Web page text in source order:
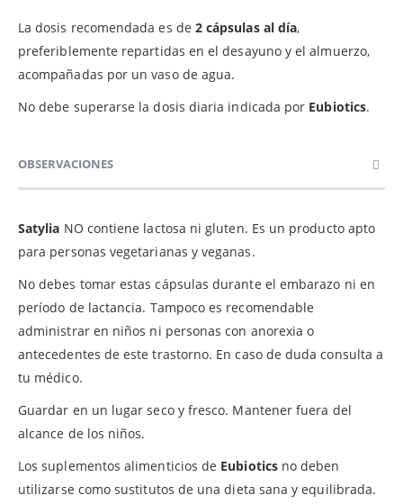
La dosis recomendada es de 2 cápsulas al día,
preferiblemente repartidas en el desayuno y el almuerzo,
acompañadas por un vaso de agua.
No debe superarse la dosis diaria indicada por Eubiotics.
OBSERVACIONES
Satylia NO contiene lactosa ni gluten. Es un producto apto
para personas vegetarianas y veganas.
No debes tomar estas cápsulas durante el embarazo ni en
período de lactancia. Tampoco es recomendable
administrar en niños ni personas con anorexia o
antecedentes de este trastorno. En caso de duda consulta a
tu médico.
Guardar en un lugar seco y fresco. Mantener fuera del
alcance de los niños.
Los suplementos alimenticios de Eubioticsno deben
utilizarse como sustitutos de una dieta sana y equilibrada.